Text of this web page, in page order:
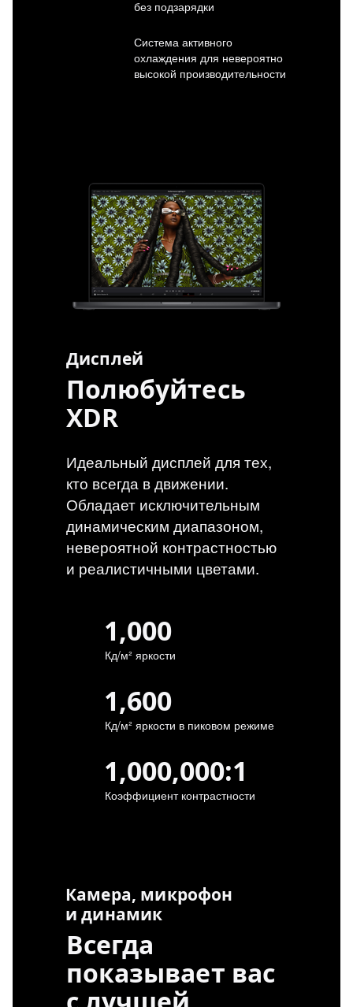
без подзарядки
Система активного
охлаждения для невероятно
высокой производительности
Дисплей
Полюбуйтесь
XDR
Идеальный дисплей для тех,
кто всегда в движении.
Обладает исключительным
динамическим диапазоном,
невероятной контрастностью
и реалистичными цветами.
1,000
Кд/м² яркости
1,600
Кд/м² яркости в пиковом режиме
1,000,000:1
Коэффициент контрастности
Камера, микрофон
и динамик
Всегда
показывает вас